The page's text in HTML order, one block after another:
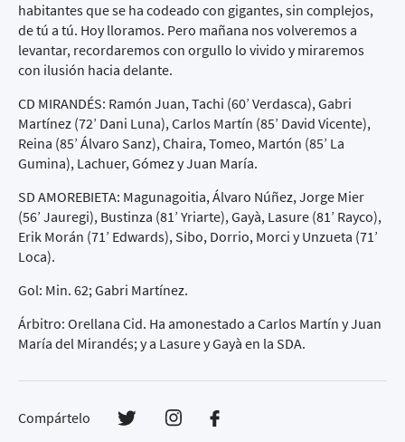
habitantes que se ha codeado con gigantes, sin complejos,
de tú a tú. Hoy lloramos. Pero mañana nos volveremos a
levantar, recordaremos con orgullo lo vivido y miraremos
con ilusión hacia delante.
CD MIRANDÉS: Ramón Juan, Tachi (60’ Verdasca), Gabri
Martínez (72’ Dani Luna), Carlos Martín (85’ David Vicente),
Reina (85’ Álvaro Sanz), Chaira, Tomeo, Martón (85’ La
Gumina), Lachuer, Gómez y Juan María.
SD AMOREBIETA: Magunagoitia, Álvaro Núñez, Jorge Mier
(56’ Jauregi), Bustinza (81’ Yriarte), Gayà, Lasure (81’ Rayco),
Erik Morán (71’ Edwards), Sibo, Dorrio, Morci y Unzueta (71’
Loca).
Gol: Min. 62; Gabri Martínez.
Árbitro: Orellana Cid. Ha amonestado a Carlos Martín y Juan
María del Mirandés; y a Lasure y Gayà en la SDA.
Compártelo